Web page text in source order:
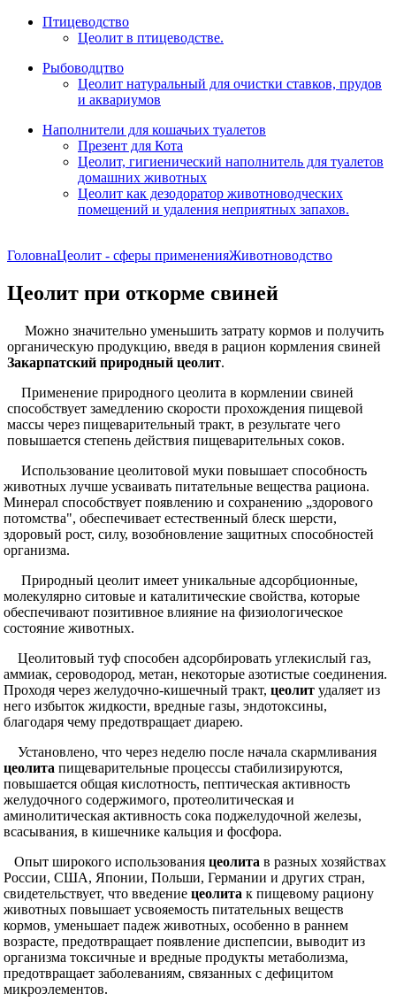
Птицеводство
Цеолит в птицеводстве.
Рыбоводцтво
Цеолит натуральный для очистки ставков, прудов
и аквариумов
Наполнители для кошачьих туалетов
Презент для Кота
Цеолит, гигиенический наполнитель для туалетов
домашних животных
Цеолит как дезодоратор животноводческих
помещений и удаления неприятных запахов.
ГоловнаЦеолит - сферы примененияЖивотноводство
Цеолит при откорме свиней
Можно значительно уменьшить затрату кормов и получить
органическую продукцию, введя в рацион кормления свиней
Закарпатский природный цеолит.
Применение природного цеолита в кормлении свиней
способствует замедлению скорости прохождения пищевой
массы через пищеварительный тракт, в результате чего
повышается степень действия пищеварительных соков.
Использование цеолитовой муки повышает способность
животных лучше усваивать питательные вещества рациона.
Минерал способствует появлению и сохранению „здорового
потомства", обеспечивает естественный блеск шерсти,
здоровый рост, силу, возобновление защитных способностей
организма.
Природный цеолит имеет уникальные адсорбционные,
молекулярно ситовые и каталитические свойства, которые
обеспечивают позитивное влияние на физиологическое
состояние животных.
Цеолитовый туф способен адсорбировать углекислый газ,
аммиак, сероводород, метан, некоторые азотистые соединения.
Проходя через желудочно-кишечный тракт,цеолит удаляет из
него избыток жидкости, вредные газы, эндотоксины,
благодаря чему предотвращает диарею.
Установлено, что через неделю после начала скармливания
цеолитапищеварительные процессы стабилизируются,
повышается общая кислотность, пептическая активность
желудочного содержимого, протеолитическая и
аминолитическая активность сока поджелудочной железы,
всасывания, в кишечнике кальция и фосфора.
Опыт широкого использованияцеолита в разных хозяйствах
России, США, Японии, Польши, Германии и других стран,
свидетельствует, что введениецеолитак пищевому рациону
животных повышает усвояемость питательных веществ
кормов, уменьшает падеж животных, особенно в раннем
возрасте, предотвращает появление диспепсии, выводит из
организма токсичные и вредные продукты метаболизма,
предотвращает заболеваниям, связанных с дефицитом
микроэлементов.